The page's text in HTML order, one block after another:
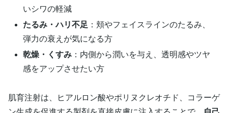
いシワの軽減
たるみ・ハリ不足 ：頬やフェイスラインのたるみ、
弾力の衰えが気になる方
乾燥・くすみ ：内側から潤いを与え、透明感やツヤ
感をアップさせたい方
肌育注射は、ヒアルロン酸やポリヌクレオチド、コラーゲ